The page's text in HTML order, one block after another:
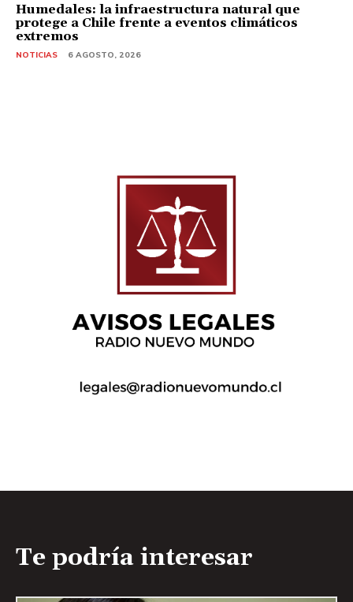
Humedales: la infraestructura natural que
protege a Chile frente a eventos climáticos
extremos
NOTICIAS 6 AGOSTO, 2026
Te podría interesar